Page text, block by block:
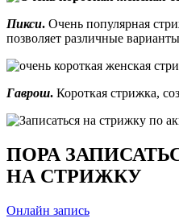
Пикси. Очень популярная
позволяет различные
Гаврош. Короткая стрижка,
ПОРА
НА СТРИЖКУ
Онлайн запись